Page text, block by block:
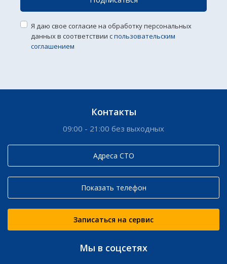
Я даю свое согласие на обработку персональных
данных в соответствии спользовательским
соглашением
Контакты
09:00 - 21:00 без выходных
Адреса СТО
Показать телефон
Записаться на сервис
Мы в соцсетях